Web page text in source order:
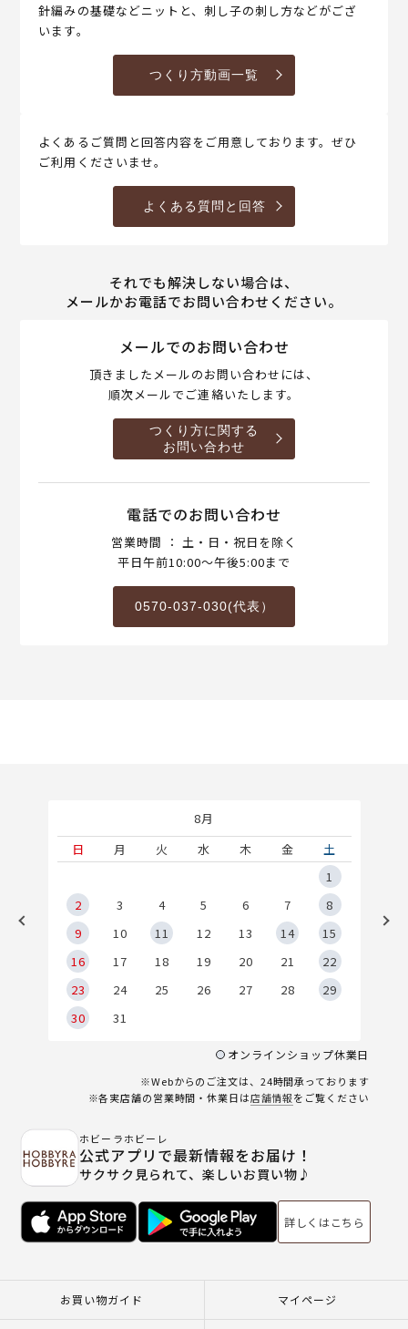
針編みの基礎などニットと、刺し子の刺し方などがござ
います。
つくり方動画一覧
よくあるご質問と回答内容をご用意しております。ぜひ
ご利用くださいませ。
よくある質問と回答
それでも解決しない場合は、
メールかお電話でお問い合わせください。
メールでのお問い合わせ
頂きましたメールのお問い合わせには、
順次メールでご連絡いたします。
つくり方に関する
お問い合わせ
電話でのお問い合わせ
営業時間 ： 土・日・祝日を除く
平日午前10:00～午後5:00まで
0570-037-030(代表）
8月
日
月 火 水 木 金
土
1
2
3 4 5 6 7
8
9
10 11 12 13 14
15
16
17 18 19 20 21
22
23
24 25 26 27 28
29
30
31
オンラインショップ休業日
※Webからのご注文は、24時間承っております
※各実店舗の営業時間・休業日は店舗情報をご覧ください
ホビーラホビーレ
公式アプリで最新情報をお届け！
サクサク見られて、楽しいお買い物♪
詳しくはこちら
お買い物ガイド マイページ